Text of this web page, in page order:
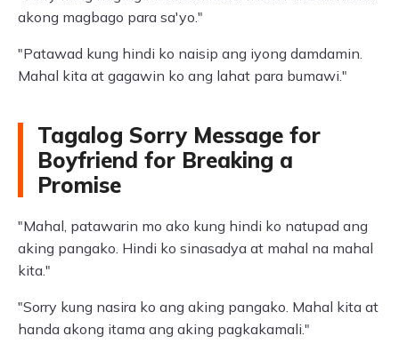
akong magbago para sa'yo."
"Patawad kung hindi ko naisip ang iyong damdamin.
Mahal kita at gagawin ko ang lahat para bumawi."
Tagalog Sorry Message for
Boyfriend for Breaking a
Promise
"Mahal, patawarin mo ako kung hindi ko natupad ang
aking pangako. Hindi ko sinasadya at mahal na mahal
kita."
"Sorry kung nasira ko ang aking pangako. Mahal kita at
handa akong itama ang aking pagkakamali."